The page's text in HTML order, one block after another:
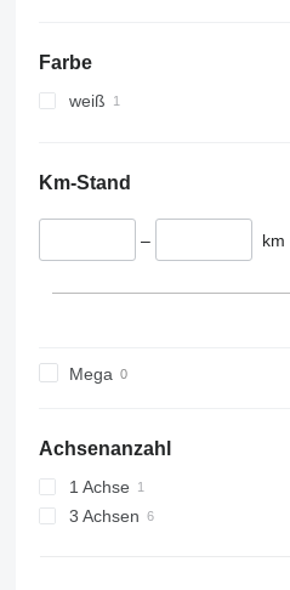
Farbe
weiß
Km-Stand
– km
Mega
Achsenanzahl
1 Achse
3 Achsen